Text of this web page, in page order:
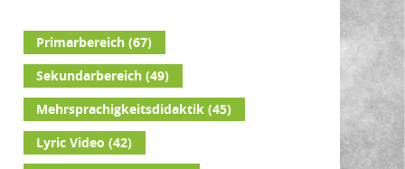
Primarbereich (67)
Sekundarbereich (49)
Mehrsprachigkeitsdidaktik (45)
Lyric Video (42)